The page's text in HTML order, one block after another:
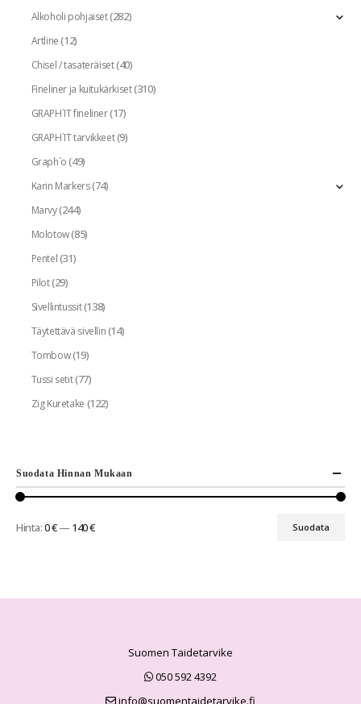
Alkoholi pohjaiset(282)
Artline (12)
Chisel / tasateräiset(40)
Fineliner ja kuitukärkiset(310)
GRAPH`IT fineliner(17)
GRAPH`IT tarvikkeet(9)
Graph`o (49)
Karin Markers(74)
Marvy(244)
Molotow(85)
Pentel(31)
Pilot(29)
Sivellintussit(138)
Täytettävä sivellin(14)
Tombow(19)
Tussi setit(77)
Zig Kuretake (122)
Suodata Hinnan Mukaan
Suodata
Hinta:0 €— 140 €
Suomen Taidetarvike
050 592 4392
info@suomentaidetarvike.fi